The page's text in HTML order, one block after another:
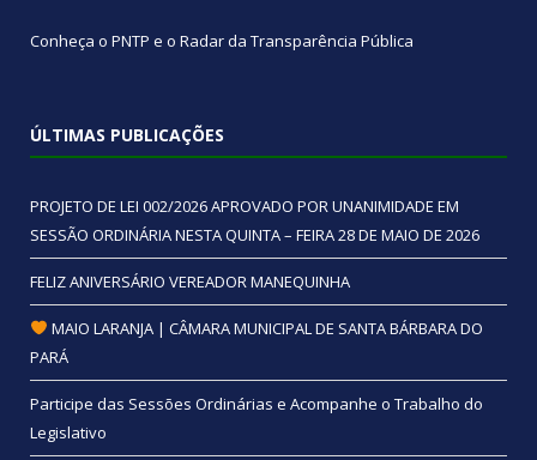
Conheça o PNTP e o Radar da Transparência Pública
ÚLTIMAS PUBLICAÇÕES
PROJETO DE LEI 002/2026 APROVADO POR UNANIMIDADE EM
SESSÃO ORDINÁRIA NESTA QUINTA – FEIRA 28 DE MAIO DE 2026
FELIZ ANIVERSÁRIO VEREADOR MANEQUINHA
MAIO LARANJA | CÂMARA MUNICIPAL DE SANTA BÁRBARA DO
PARÁ
Participe das Sessões Ordinárias e Acompanhe o Trabalho do
Legislativo